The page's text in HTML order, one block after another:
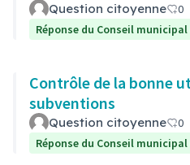
Question citoyenne
0
Réponse du Conseil
Contrôle de la bonne
subventions
Question citoyenne
0
Réponse du Conseil